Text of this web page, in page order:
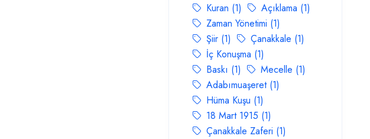
Kuran (1)
Açıklama (1)
Zaman Yönetimi (1)
Şiir (1)
Çanakkale (1)
İç Konuşma (1)
Baskı (1)
Mecelle (1)
Adabımuaşeret (1)
Hüma Kuşu (1)
18 Mart 1915 (1)
Çanakkale Zaferi (1)